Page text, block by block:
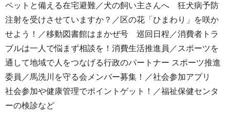
ペットと備える在宅避難／犬の飼い主さんへ 狂犬病予防
注射を受けさせていますか？／区の花「ひまわり」を咲か
せよう！／移動図書館はまかぜ号 巡回日程／消費者トラ
ブルは一人で悩まず相談を！消費生活推進員／スポーツを
通して地域で人をつなげる行政のパートナー スポーツ推進
委員／馬洗川を守る会メンバー募集！／社会参加アプリ
社会参加や健康管理でポイントゲット！／福祉保健センタ
ーの検診など